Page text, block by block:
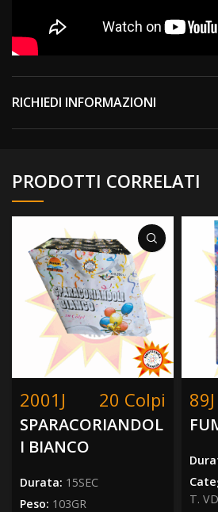
RICHIEDI INFORMAZIONI
PRODOTTI CORRELATI
2001J 20 Colpi
SPARACORIANDOL
I BIANCO
Durata: 15SEC
Peso: 103GR
89J
T. VD